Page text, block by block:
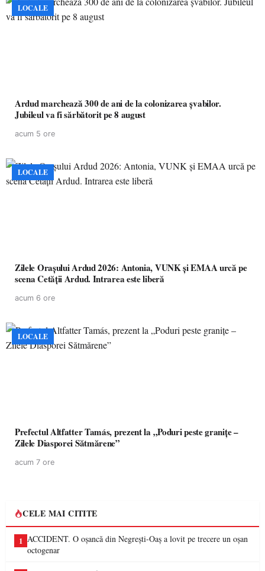
LOCALE
Ardud marchează 300 de ani de la colonizarea șvabilor.
Jubileul va fi sărbătorit pe 8 august
acum 5 ore
LOCALE
Zilele Orașului Ardud 2026: Antonia, VUNK și EMAA urcă pe
scena Cetății Ardud. Intrarea este liberă
acum 6 ore
LOCALE
Prefectul Altfatter Tamás, prezent la „Poduri peste granițe –
Zilele Diasporei Sătmărene”
acum 7 ore
CELE MAI CITITE
1 ACCIDENT. O oșancă din Negrești-Oaș a lovit pe trecere un oșan
octogenar